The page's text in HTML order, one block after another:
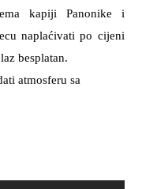
kapiji Panonike i
naplaćivati po cijeni
besplatan.
atmosferu sa